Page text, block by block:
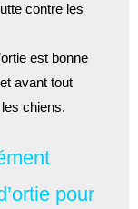
contre les
est bonne
avant tout
les chiens.
pour